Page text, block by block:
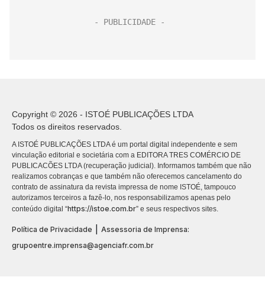
Copyright © 2026 - ISTOÉ PUBLICAÇÕES LTDA
Todos os direitos reservados.
A ISTOÉ PUBLICAÇÕES LTDA é um portal digital independente e sem
vinculação editorial e societária com a EDITORA TRES COMÉRCIO DE
PUBLICACÕES LTDA (recuperação judicial). Informamos também que não
realizamos cobranças e que também não oferecemos cancelamento do
contrato de assinatura da revista impressa de nome ISTOÉ, tampouco
autorizamos terceiros a fazê-lo, nos responsabilizamos apenas pelo
conteúdo digital “https://istoe.com.br” e seus respectivos sites.
Política de Privacidade
Assessoria de Imprensa:
grupoentre.imprensa@agenciafr.com.br